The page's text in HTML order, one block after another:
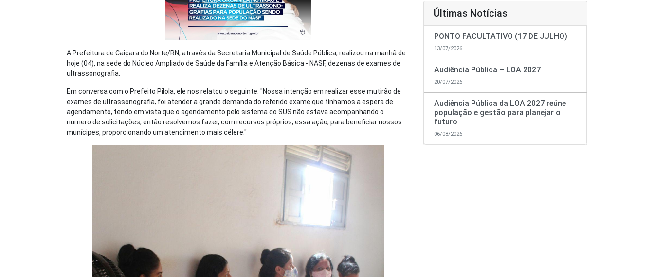
A Prefeitura de Caiçara do Norte/RN, através da Secretaria Municipal de Saúde Pública, realizou na manhã de
hoje (04), na sede do Núcleo Ampliado de Saúde da Família e Atenção Básica - NASF, dezenas de exames de
ultrassonografia.
Em conversa com o Prefeito Pilola, ele nos relatou o seguinte: "Nossa intenção em realizar esse mutirão de
exames de ultrassonografia, foi atender a grande demanda do referido exame que tínhamos a espera de
agendamento, tendo em vista que o agendamento pelo sistema do SUS não estava acompanhando o
numero de solicitações, então resolvemos fazer, com recursos próprios, essa ação, para beneficiar nossos
munícipes, proporcionando um atendimento mais célere."
Últimas Notícias
PONTO FACULTATIVO (17 DE JULHO)
13/07/2026
Audiência Pública – LOA 2027
20/07/2026
Audiência Pública da LOA 2027 reúne
população e gestão para planejar o
futuro
06/08/2026